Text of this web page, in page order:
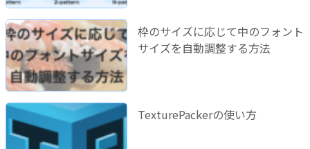
枠のサイズに応じて中のフォント
サイズを自動調整する方法
TexturePackerの使い方